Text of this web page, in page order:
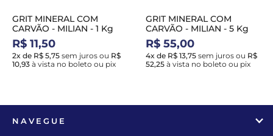
GRIT MINERAL COM
CARVÃO - MILIAN - 1 Kg
R$ 11,50
2x de R$ 5,75 sem juros ou R$
10,93 à vista no boleto ou pix
GRIT MINERAL COM
CARVÃO - MILIAN - 5 Kg
R$ 55,00
4x de R$ 13,75 sem juros ou R$
52,25 à vista no boleto ou pix
NAVEGUE